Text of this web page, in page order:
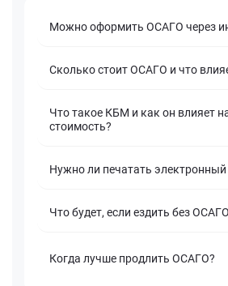
Можно оформить ОСАГО через
Сколько стоит ОСАГО и что
Что такое КБМ и как он влияет
стоимость?
Нужно ли печатать электронный
Что будет, если ездить без
Когда лучше продлить ОСАГО?